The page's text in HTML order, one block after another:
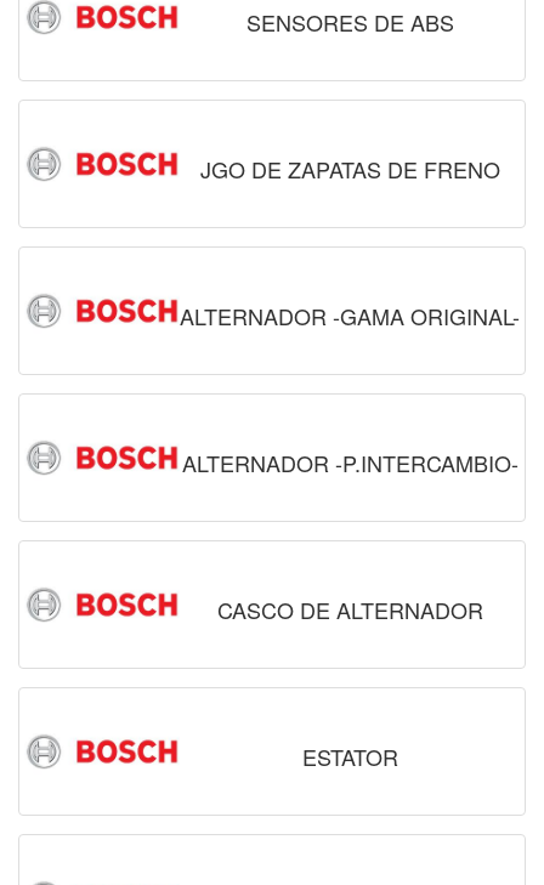
SENSORES DE ABS
JGO DE ZAPATAS DE FRENO
ALTERNADOR -GAMA ORIGINAL-
ALTERNADOR -P.INTERCAMBIO-
CASCO DE ALTERNADOR
ESTATOR